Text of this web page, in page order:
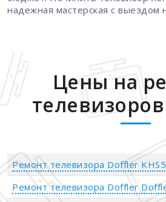
надежная мастерская с выездом
Цены на
Ремонт телевизора Doffler
Ремонт телевизора Doffler